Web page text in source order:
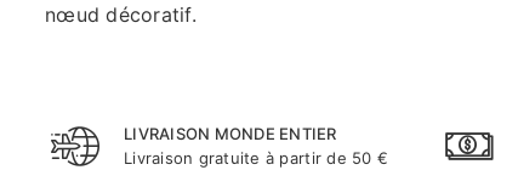
nœud décoratif.
LIVRAISON MONDE ENTIER
Livraison gratuite à partir de 50 €